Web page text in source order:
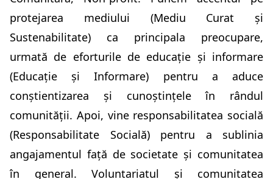
protejarea mediului (Mediu Curat și
Sustenabilitate) ca principala preocupare,
urmată de eforturile de educație și informare
(Educație și Informare) pentru a aduce
conștientizarea și cunoștințele în rândul
comunității. Apoi, vine responsabilitatea socială
(Responsabilitate Socială) pentru a sublinia
angajamentul față de societate și comunitatea
în general. Voluntariatul și comunitatea